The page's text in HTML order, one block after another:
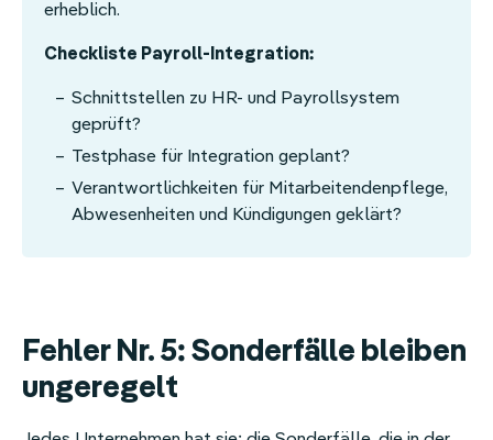
erheblich.
Checkliste Payroll-Integration:
Schnittstellen zu HR- und Payrollsystem
geprüft?
Testphase für Integration geplant?
Verantwortlichkeiten für Mitarbeitendenpflege,
Abwesenheiten und Kündigungen geklärt?
Fehler Nr. 5: Sonderfälle bleiben
ungeregelt